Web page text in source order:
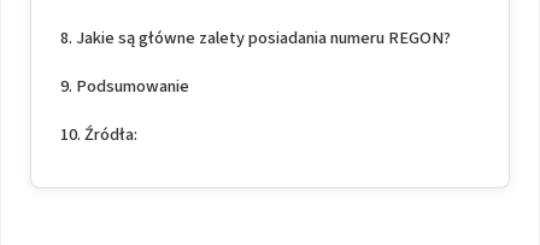
Jakie są główne zalety posiadania numeru REGON?
Podsumowanie
Źródła: